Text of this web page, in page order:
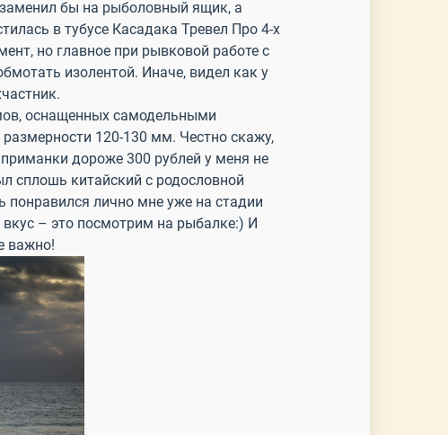
заменил бы на рыболовный ящик, а
в тубусе Касадака Тревел Про 4-х
но главное при рывковой работе с
изолентой. Иначе, видел как у
оснащенных самодельными
120-130 мм. Честно скажу,
дороже 300 рублей у меня не
сплошь китайский с родословной
понравился лично мне уже на стадии
– это посмотрим на рыбалке:) И
важно!